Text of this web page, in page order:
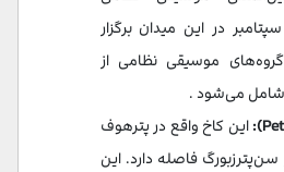
در این میدان برگزار
موسیقی نظامی از
شامل می‌شود .
این کاخ واقع در پترهوف
از سن‌پترزبورگ فاصله دارد. این